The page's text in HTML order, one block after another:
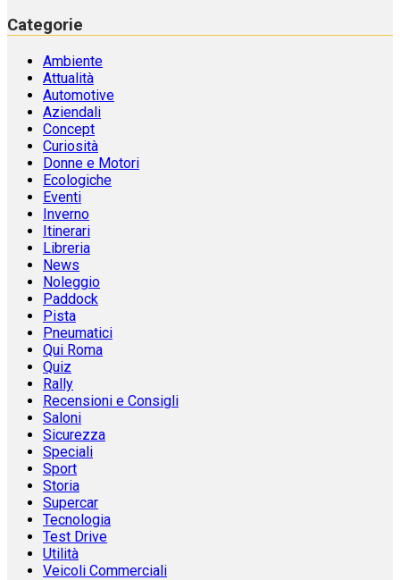
Categorie
Ambiente
Attualità
Automotive
Aziendali
Concept
Curiosità
Donne e Motori
Ecologiche
Eventi
Inverno
Itinerari
Libreria
News
Noleggio
Paddock
Pista
Pneumatici
Qui Roma
Quiz
Rally
Recensioni e Consigli
Saloni
Sicurezza
Speciali
Sport
Storia
Supercar
Tecnologia
Test Drive
Utilità
Veicoli Commerciali